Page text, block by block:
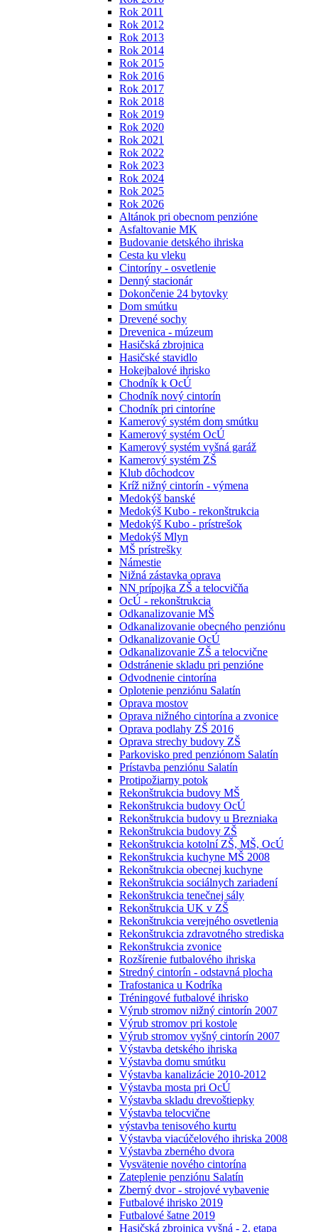
Rok 2011
Rok 2012
Rok 2013
Rok 2014
Rok 2015
Rok 2016
Rok 2017
Rok 2018
Rok 2019
Rok 2020
Rok 2021
Rok 2022
Rok 2023
Rok 2024
Rok 2025
Rok 2026
Altánok pri obecnom penzióne
Asfaltovanie MK
Budovanie detského ihriska
Cesta ku vleku
Cintoríny - osvetlenie
Denný stacionár
Dokončenie 24 bytovky
Dom smútku
Drevené sochy
Drevenica - múzeum
Hasičská zbrojnica
Hasičské stavidlo
Hokejbalové ihrisko
Chodník k OcÚ
Chodník nový cintorín
Chodník pri cintoríne
Kamerový systém dom smútku
Kamerový systém OcÚ
Kamerový systém vyšná garáž
Kamerový systém ZŠ
Klub dôchodcov
Kríž nižný cintorín - výmena
Medokýš banské
Medokýš Kubo - rekonštrukcia
Medokýš Kubo - prístrešok
Medokýš Mlyn
MŠ prístrešky
Námestie
Nižná zástavka oprava
NN prípojka ZŠ a telocvičňa
OcÚ - rekonštrukcia
Odkanalizovanie MŠ
Odkanalizovanie obecného penziónu
Odkanalizovanie OcÚ
Odkanalizovanie ZŠ a telocvične
Odstránenie skladu pri penzióne
Odvodnenie cintorína
Oplotenie penziónu Salatín
Oprava mostov
Oprava nižného cintorína a zvonice
Oprava podlahy ZŠ 2016
Oprava strechy budovy ZŠ
Parkovisko pred penziónom Salatín
Prístavba penziónu Salatín
Protipožiarny potok
Rekonštrukcia budovy MŠ
Rekonštrukcia budovy OcÚ
Rekonštrukcia budovy u Brezniaka
Rekonštrukcia budovy ZŠ
Rekonštrukcia kotolní ZŠ, MŠ, OcÚ
Rekonštrukcia kuchyne MŠ 2008
Rekonštrukcia obecnej kuchyne
Rekonštrukcia sociálnych zariadení
Rekonštrukcia tenečnej sály
Rekonštrukcia UK v ZŠ
Rekonštrukcia verejného osvetlenia
Rekonštrukcia zdravotného strediska
Rekonštrukcia zvonice
Rozšírenie futbalového ihriska
Stredný cintorín - odstavná plocha
Trafostanica u Kodríka
Tréningové futbalové ihrisko
Výrub stromov nižný cintorín 2007
Výrub stromov pri kostole
Výrub stromov vyšný cintorín 2007
Výstavba detského ihriska
Výstavba domu smútku
Výstavba kanalizácie 2010-2012
Výstavba mosta pri OcÚ
Výstavba skladu drevoštiepky
Výstavba telocvične
výstavba tenisového kurtu
Výstavba viacúčelového ihriska 2008
Výstavba zberného dvora
Vysvätenie nového cintorína
Zateplenie penziónu Salatín
Zberný dvor - strojové vybavenie
Futbalové ihrisko 2019
Futbalové šatne 2019
Hasičská zbrojnica vyšná - 2. etapa